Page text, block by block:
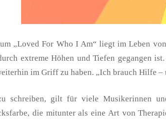
„Loved For Who I Am“ liegt im Leben
extreme Höhen und Tiefen gegangen
im Griff zu haben. „Ich brauch Hilfe –
schreiben, gilt für viele Musikerinnen
die mitunter als eine Art von